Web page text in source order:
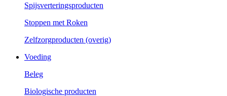
Spijsverteringsproducten
Stoppen met Roken
Zelfzorgproducten (overig)
Voeding
Beleg
Biologische producten